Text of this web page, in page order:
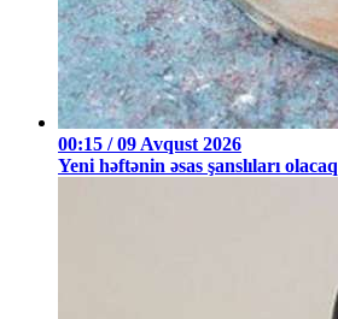
00:15 / 09 Avqust 2026
Yeni həftənin əsas şanslıları olacaq